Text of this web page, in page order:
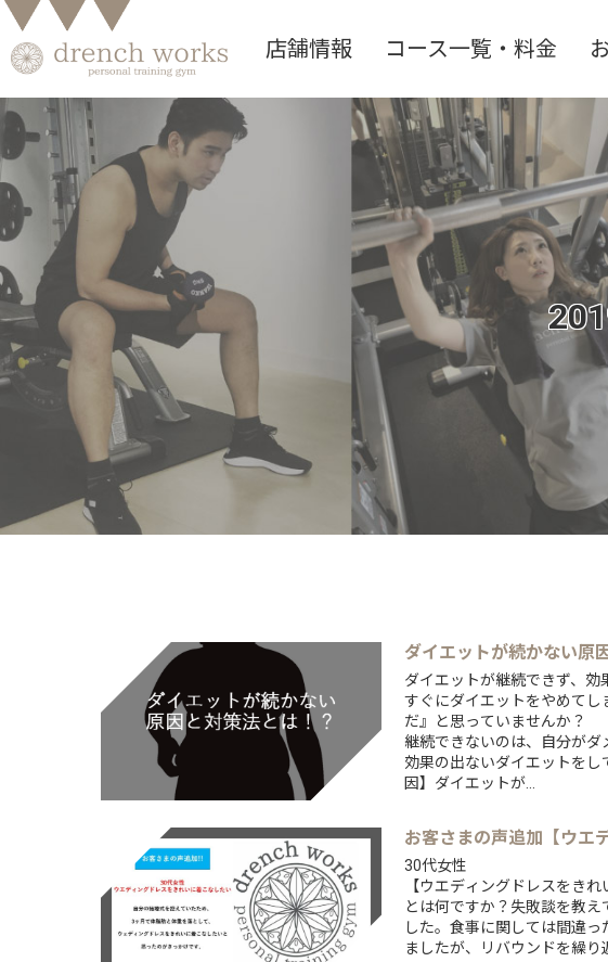
店舗情報 コース一覧・料金
ダイエットが続かない原
ダイエットが継続できず、効
すぐにダイエットをやめて
だ』と思っていませんか？
継続できないのは、自分がダ
効果の出ないダイエットを
因】ダイエットが...
お客さまの声追加【ウエ
30代女性
【ウエディングドレスをき
とは何ですか？失敗談を教
した。食事に関しては間違
ましたが、リバウンドを繰り